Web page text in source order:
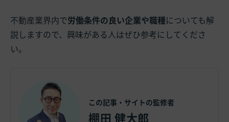
不動産業界内で労働条件の良い企業や職種についても解
説しますので、興味がある人はぜひ参考にしてくださ
い。
この記事・サイトの監修者
棚田 健大郎